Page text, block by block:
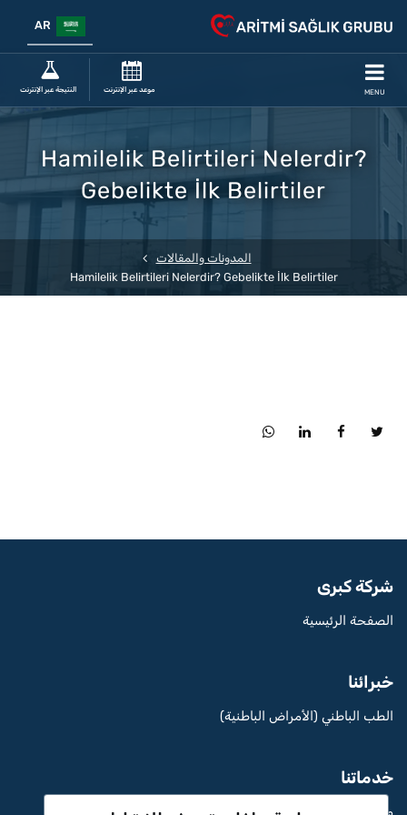
MENU موعد عبر الإنترنت النتيجة عبر الإنترنت
Hamilelik Belirtileri Nelerdir?
Gebelikte İlk Belirtiler
المدونات والمقالات
Hamilelik Belirtileri Nelerdir? Gebelikte İlk Belirtiler
شركة كبرى
الصفحة الرئيسية
خبرائنا
الطب الباطني (الأمراض الباطنية)
خدماتنا
مستشفى Aritmi عثمان غازي الخاص